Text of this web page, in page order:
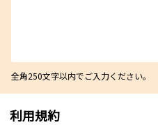
全角250文字以内でご入力ください。
利用規約